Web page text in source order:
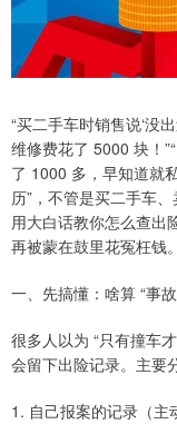
“买二手车时销售说‘没
维修费花了 5000 块！
了 1000 多，早知道就
历”，不管是买二手车
用大白话教你怎么查出
再被蒙在鼓里花冤枉钱。
一、先搞懂：啥算 “事
很多人以为 “只有撞车
会留下出险记录。主要
1. 自己报案的记录（主